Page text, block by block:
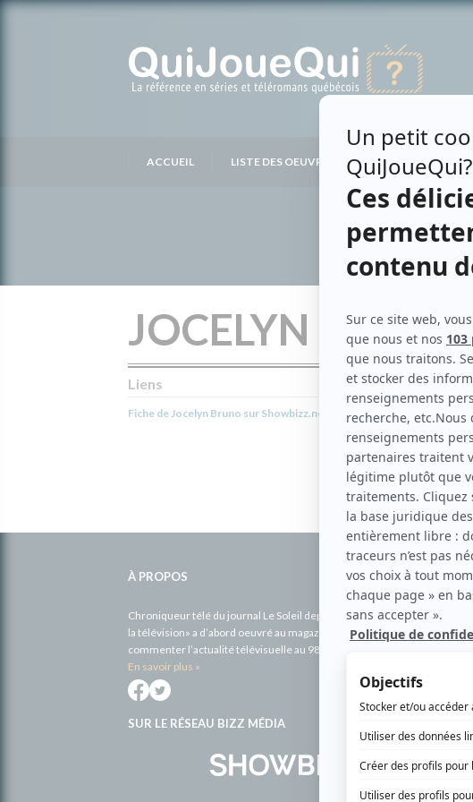
ACCUEIL LISTE DES OEUVRES LISTE DES
JOCELYN BRUNO
Liens
Fiche de Jocelyn Bruno sur Showbizz.net
À PROPOS
Chroniqueur télé du journal Le Soleil depuis 2001, Richard Therrien
la télévision» a d’abord oeuvré au magazine TV Hebdo de 1996 à 2001.
commenter l’actualité télévisuelle au 98,5.
En savoir plus »
SUR LE RÉSEAU BIZZ MÉDIA